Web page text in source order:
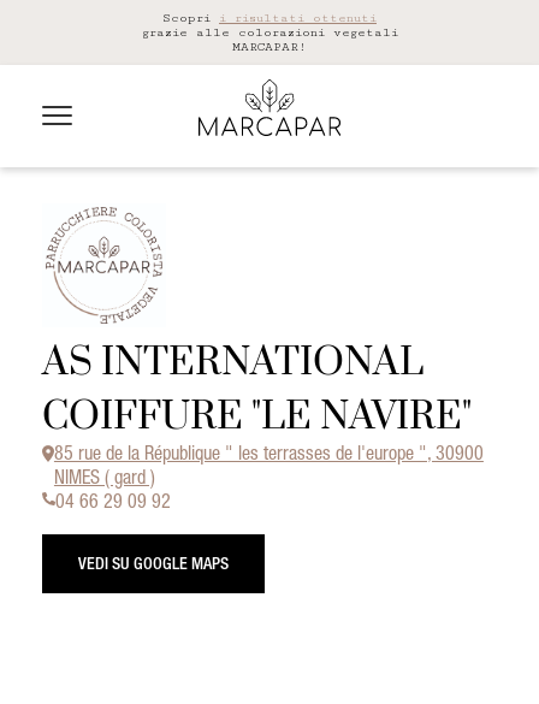
Scopri i risultati ottenuti
grazie alle colorazioni vegetali
MARCAPAR!
AS INTERNATIONAL
COIFFURE "LE NAVIRE"
85 rue de la République " les terrasses de l'europe ", 30900
NIMES ( gard )
04 66 29 09 92
VEDI SU GOOGLE MAPS